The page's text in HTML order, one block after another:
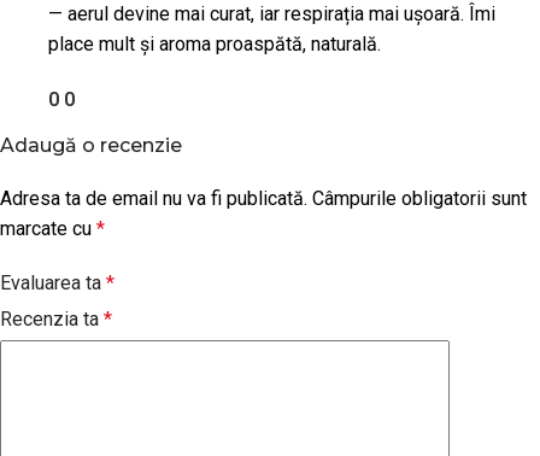
— aerul devine mai curat, iar respirația mai ușoară. Îmi
place mult și aroma proaspătă, naturală.
0 0
Adaugă o recenzie
Adresa ta de email nu va fi publicată. Câmpurile obligatorii sunt
marcate cu *
Evaluarea ta *
Recenzia ta *